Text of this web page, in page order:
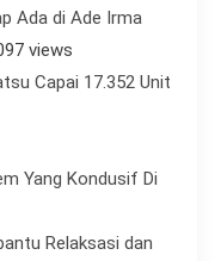
Ada di Ade Irma
views
Capai 17.352 Unit
Yang Kondusif Di
Relaksasi dan